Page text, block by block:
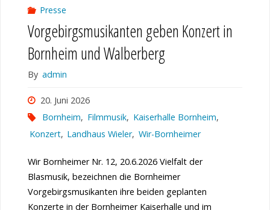
Presse
Vorgebirgsmusikanten geben Konzert in
Bornheim und Walberberg
By admin
20. Juni 2026
Bornheim, Filmmusik, Kaiserhalle Bornheim,
Konzert, Landhaus Wieler, Wir-Bornheimer
Wir Bornheimer Nr. 12, 20.6.2026 Vielfalt der
Blasmusik, bezeichnen die Bornheimer
Vorgebirgsmusikanten ihre beiden geplanten
Konzerte in der Bornheimer Kaiserhalle und im